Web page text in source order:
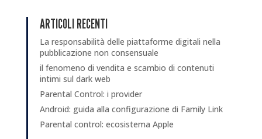
ARTICOLI RECENTI
La responsabilità delle piattaforme digitali nella
pubblicazione non consensuale
il fenomeno di vendita e scambio di contenuti
intimi sul dark web
Parental Control: i provider
Android: guida alla configurazione di Family Link
Parental control: ecosistema Apple